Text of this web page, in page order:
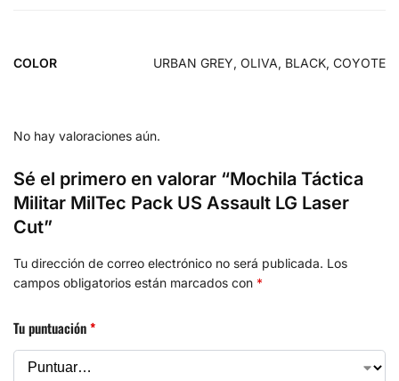
COLOR URBAN GREY, OLIVA, BLACK, COYOTE
No hay valoraciones aún.
Sé el primero en valorar “Mochila Táctica
Militar MilTec Pack US Assault LG Laser
Cut”
Tu dirección de correo electrónico no será publicada. Los
campos obligatorios están marcados con *
Tu puntuación*